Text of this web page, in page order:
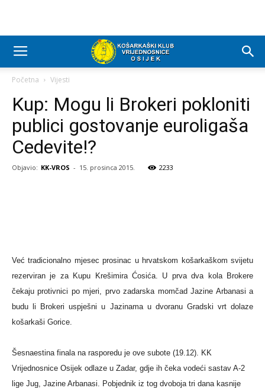
Početna Vijesti
Kup: Mogu li Brokeri pokloniti
publici gostovanje euroligaša
Cedevite!?
Objavio: KK-VROS - 15. prosinca 2015. 2233
Već tradicionalno mjesec prosinac u hrvatskom košarkaškom svijetu
rezerviran je za Kupu Krešimira Ćosića. U prva dva kola Brokere
čekaju protivnici po mjeri, prvo zadarska momčad Jazine Arbanasi a
budu li Brokeri uspješni u Jazinama u dvoranu Gradski vrt dolaze
košarkaši Gorice.
Šesnaestina finala na rasporedu je ove subote (19.12). KK
Vrijednosnice Osijek odlaze u Zadar, gdje ih čeka vodeći sastav A-2
lige Jug, Jazine Arbanasi. Pobjednik iz tog dvoboja tri dana kasnije